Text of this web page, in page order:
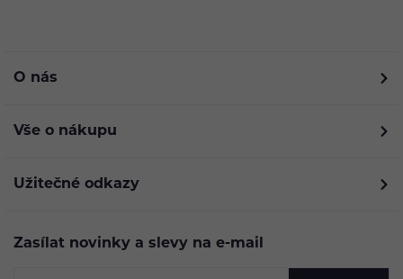
O nás
Vše o nákupu
Užitečné odkazy
Zasílat novinky a slevy na e-mail